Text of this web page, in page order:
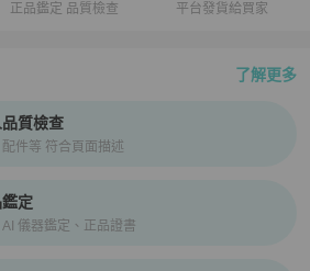
正品鑑定 品質檢查 平台發貨給買家
了解更多
、安心購檢驗流程介紹
質檢查
件等 符合頁面描述
定
儀器鑑定、正品證書